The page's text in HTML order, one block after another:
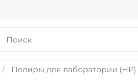
Полиры для лаборатории (HP)